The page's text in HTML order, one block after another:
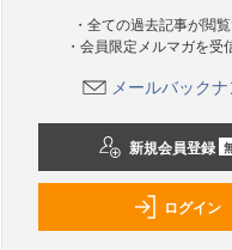
・全ての過去記事が閲
・会員限定メルマガを受
メールバック
新規会員登録
ログイン